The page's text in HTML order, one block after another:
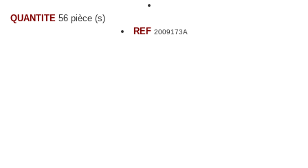
QUANTITE 56 pièce (s)
REF 2009173A